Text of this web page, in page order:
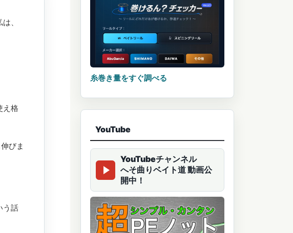
、
え格
びま
う話
糸巻き量をすぐ調べる
YouTube
YouTubeチャンネル
へそ曲りベイト道 動画公
開中！